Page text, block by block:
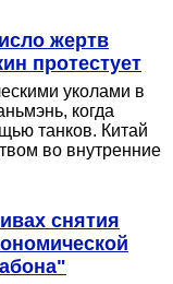
жертв
протестует
уколами в
когда
танков. Китай
во внутренние
снятия